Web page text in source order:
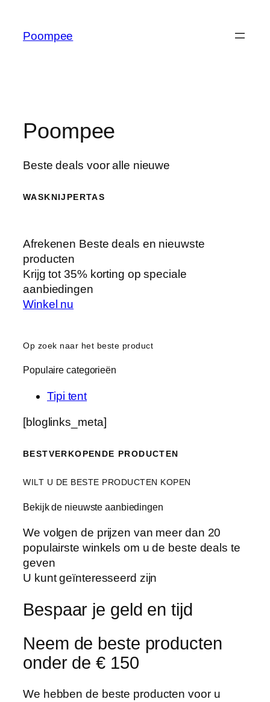
Poompee
Poompee
Beste deals voor alle nieuwe
WASKNIJPERTAS
Afrekenen Beste deals en nieuwste
producten
Krijg tot 35% korting op speciale
aanbiedingen
Winkel nu
Op zoek naar het beste product
Populaire categorieën
Tipi tent
[bloglinks_meta]
BESTVERKOPENDE PRODUCTEN
WILT U DE BESTE PRODUCTEN KOPEN
Bekijk de nieuwste aanbiedingen
We volgen de prijzen van meer dan 20
populairste winkels om u de beste deals te
geven
U kunt geïnteresseerd zijn
Bespaar je geld en tijd
Neem de beste producten
onder de € 150
We hebben de beste producten voor u